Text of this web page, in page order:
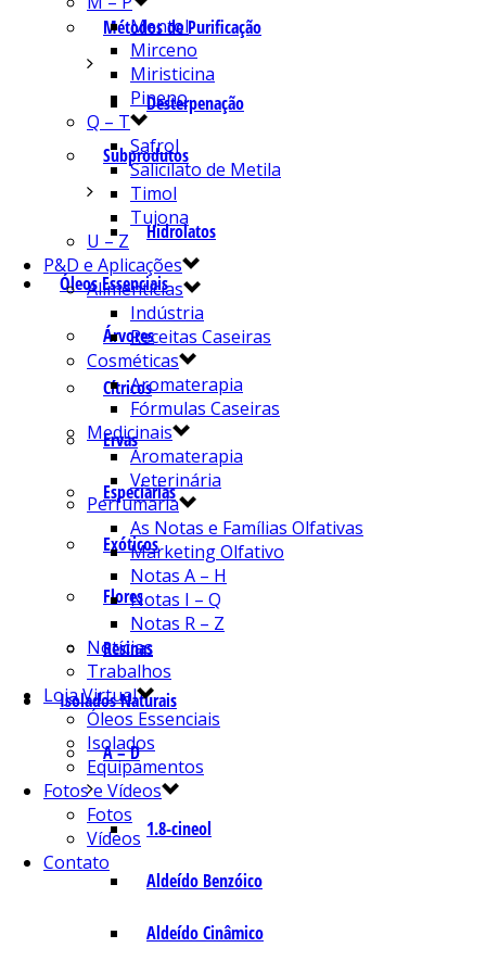
Métodos de Purificação
Desterpenação
Subprodutos
Hidrolatos
Óleos Essenciais
Árvores
Cítricos
Ervas
Especiarias
Exóticos
Flores
Resinas
Isolados Naturais
A – D
1.8-cineol
Aldeído Benzóico
Aldeído Cinâmico
Mentol
Mirceno
Miristicina
Pineno
Q – T
Safrol
Salicilato de Metila
Timol
Tujona
U – Z
P&D e Aplicações
Alimentícias
Indústria
Receitas Caseiras
Cosméticas
Aromaterapia
Fórmulas Caseiras
Medicinais
Aromaterapia
Veterinária
Perfumaria
As Notas e Famílias Olfativas
Marketing Olfativo
Notas A – H
Notas I – Q
Notas R – Z
Notícias
Trabalhos
Loja Virtual
Óleos Essenciais
Isolados
Equipamentos
Fotos e Vídeos
Fotos
Vídeos
Contato